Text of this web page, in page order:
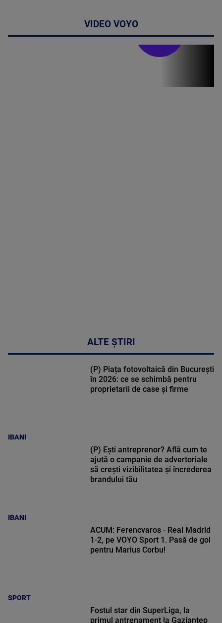
VIDEO VOYO
ALTE ȘTIRI
IBANI
(P) Piața fotovoltaică din București
în 2026: ce se schimbă pentru
proprietarii de case și firme
IBANI
(P) Ești antreprenor? Află cum te
ajută o campanie de advertoriale
să crești vizibilitatea și încrederea
brandului tău
SPORT
ACUM: Ferencvaros - Real Madrid
1-2, pe VOYO Sport 1. Pasă de gol
pentru Marius Corbu!
Fostul star din SuperLiga, la
primul antrenament la Gaziantep